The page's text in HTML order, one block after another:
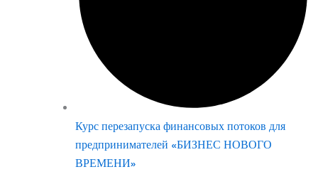
Курс перезапуска финансовых потоков для
предпринимателей «БИЗНЕС НОВОГО
ВРЕМЕНИ»